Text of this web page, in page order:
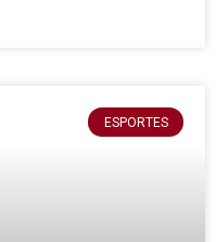
ESPORTES